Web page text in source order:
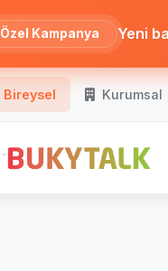
Özel Kampanya Yeni
Bireysel Kurumsal